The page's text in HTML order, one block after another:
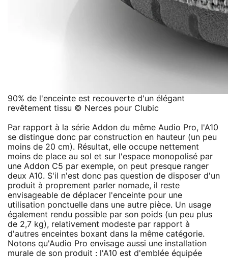
90% de l'enceinte est recouverte d'un élégant
revêtement tissu © Nerces pour Clubic
Par rapport à la série Addon du même Audio Pro, l'A10
se distingue donc par construction en hauteur (un peu
moins de 20 cm). Résultat, elle occupe nettement
moins de place au sol et sur l'espace monopolisé par
une Addon C5 par exemple, on peut presque ranger
deux A10. S'il n'est donc pas question de disposer d'un
produit à proprement parler nomade, il reste
envisageable de déplacer l'enceinte pour une
utilisation ponctuelle dans une autre pièce. Un usage
également rendu possible par son poids (un peu plus
de 2,7 kg), relativement modeste par rapport à
d'autres enceintes boxant dans la même catégorie.
Notons qu'Audio Pro envisage aussi une installation
murale de son produit : l'A10 est d'emblée équipée